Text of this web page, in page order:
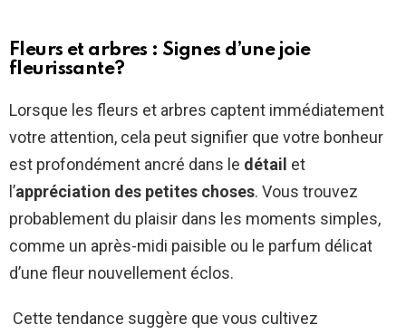
Fleurs et arbres : Signes d’une joie
fleurissante?
Lorsque les fleurs et arbres captent immédiatement
votre attention, cela peut signifier que votre bonheur
est profondément ancré dans le détail et
l’appréciation des petites choses. Vous trouvez
probablement du plaisir dans les moments simples,
comme un après-midi paisible ou le parfum délicat
d’une fleur nouvellement éclos.
Cette tendance suggère que vous cultivez